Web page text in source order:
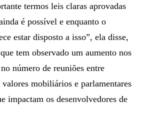
termos leis claras aprovadas
é possível e enquanto o
estar disposto a isso”, ela disse,
tem observado um aumento nos
número de reuniões entre
valores mobiliários e parlamentares
impactam os desenvolvedores de